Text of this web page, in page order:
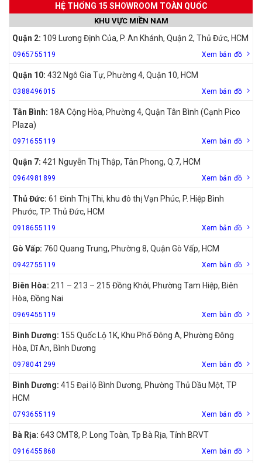
HỆ THỐNG 15 SHOWROOM TOÀN QUỐC
KHU VỰC MIỀN NAM
Quận 2: 109 Lương Định Của, P. An Khánh, Quận 2, Thủ Đức, HCM
0965755119 Xem bản đồ
Quận 10: 432 Ngô Gia Tự, Phường 4, Quận 10, HCM
0388496015 Xem bản đồ
Tân Bình: 18A Cộng Hòa, Phường 4, Quận Tân Bình (Cạnh Pico
Plaza)
0971655119 Xem bản đồ
Quận 7: 421 Nguyễn Thị Thập, Tân Phong, Q.7, HCM
0964981899 Xem bản đồ
Thủ Đức: 61 Đinh Thị Thi, khu đô thị Vạn Phúc, P. Hiệp Bình
Phước, TP. Thủ Đức, HCM
0918655119 Xem bản đồ
Gò Vấp: 760 Quang Trung, Phường 8, Quận Gò Vấp, HCM
0942755119 Xem bản đồ
Biên Hòa: 211 – 213 – 215 Đồng Khởi, Phường Tam Hiệp, Biên
Hòa, Đồng Nai
0969455119 Xem bản đồ
Bình Dương: 155 Quốc Lộ 1K, Khu Phố Đông A, Phường Đông
Hòa, Dĩ An, Bình Dương
0978041299 Xem bản đồ
Bình Dương: 415 Đại lộ Bình Dương, Phường Thủ Dầu Một, TP
HCM
0793655119 Xem bản đồ
Bà Rịa: 643 CMT8, P. Long Toàn, Tp Bà Rịa, Tỉnh BRVT
0916455868 Xem bản đồ